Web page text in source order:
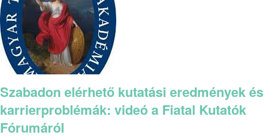
Szabadon elérhető kutatási eredmények és
karrierproblémák: videó a Fiatal Kutatók
Fórumáról